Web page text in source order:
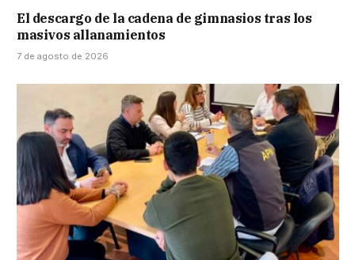
El descargo de la cadena de gimnasios tras los
masivos allanamientos
7 de agosto de 2026